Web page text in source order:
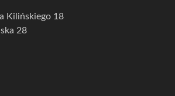
Kilińskiego 18
28